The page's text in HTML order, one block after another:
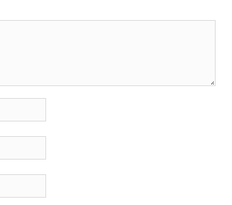
财气又怎能顺利流入和积聚呢？姿态不端，
究“站有站相，坐有坐相”。...